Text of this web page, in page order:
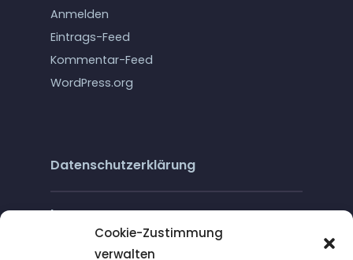
Cookie-Zustimmung
verwalten
Anmelden
Eintrags-Feed
Kommentar-Feed
WordPress.org
Datenschutzerklärung
Impressum